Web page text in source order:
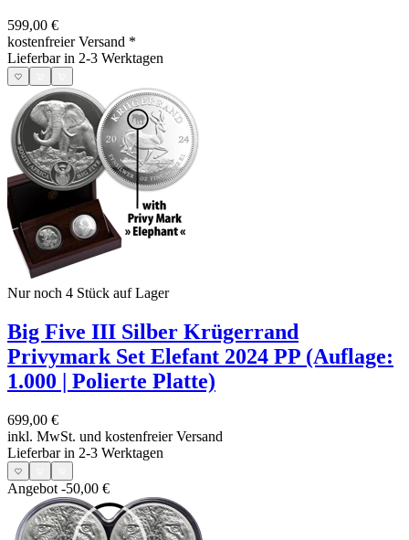
599,00 €
kostenfreier Versand *
Lieferbar in 2-3 Werktagen
Nur noch 4 Stück auf Lager
Big Five III Silber Krügerrand
Privymark Set Elefant 2024 PP (Auflage:
1.000 | Polierte Platte)
699,00 €
inkl. MwSt. und kostenfreier Versand
Lieferbar in 2-3 Werktagen
Angebot -50,00 €